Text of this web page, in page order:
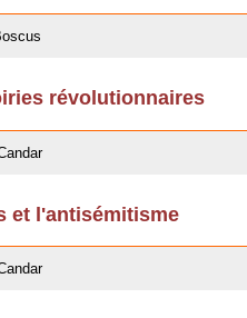
révolutionnaires
et l'antisémitisme